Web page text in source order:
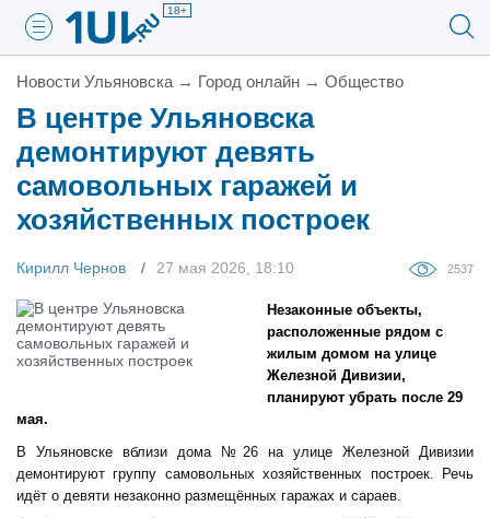
18+
Новости Ульяновска → Город онлайн → Общество
В центре Ульяновска
демонтируют девять
самовольных гаражей и
хозяйственных построек
Кирилл Чернов 27 мая 2026, 18:10 2537
Незаконные объекты,
расположенные рядом с
жилым домом на улице
Железной Дивизии,
планируют убрать после 29
мая.
В Ульяновске вблизи дома №26 на улице Железной Дивизии
демонтируют группу самовольных хозяйственных построек. Речь
идёт о девяти незаконно размещённых гаражах и сараев.